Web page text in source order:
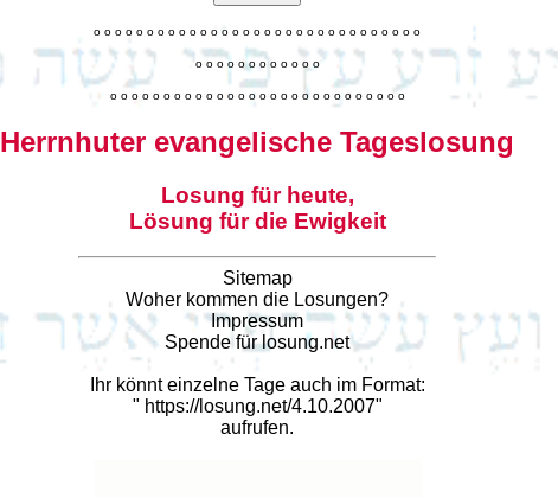
o o o o o o o o o o o o o o o o o o o o o o o o o o o o o o o
o o o o o o o o o o o o
o o o o o o o o o o o o o o o o o o o o o o o o o o o o
Herrnhuter evangelische Tageslosung
Losung für heute,
Lösung für die Ewigkeit
Sitemap
Woher kommen die Losungen?
Impressum
Spende für losung.net
Ihr könnt einzelne Tage auch im Format:
" https://losung.net/4.10.2007"
aufrufen.